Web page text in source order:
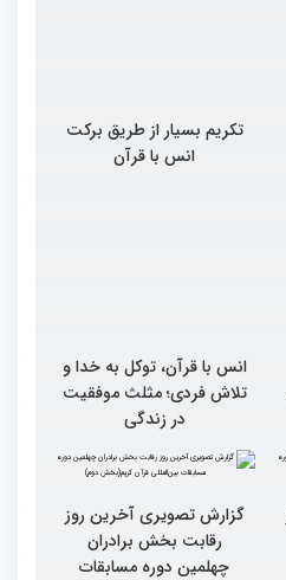
تکریم بسیار از طریق برکت
انس با قرآن
انس با قرآن، توکل به خدا و
تلاش فردی؛ مثلث موفقیت
در زندگی
گزارش تصویری آخرین روز
رقابت بخش برادران
چهلمین دوره مسابقات